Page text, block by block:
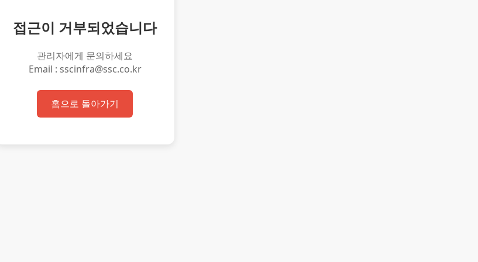
접근이 거부되었습니다
관리자에게 문의하세요
Email : sscinfra@ssc.co.kr
홈으로 돌아가기